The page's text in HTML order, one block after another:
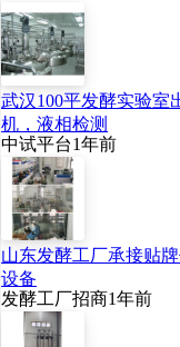
武汉100平发酵实验室
机，液相检测
中试平台1年前
山东发酵工厂承接贴
设备
发酵工厂招商1年前